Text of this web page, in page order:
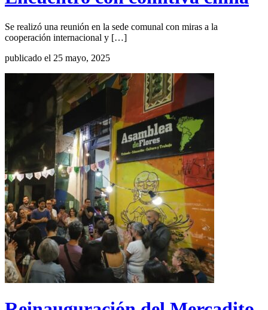
Se realizó una reunión en la sede comunal con miras a la
cooperación internacional y […]
publicado el 25 mayo, 2025